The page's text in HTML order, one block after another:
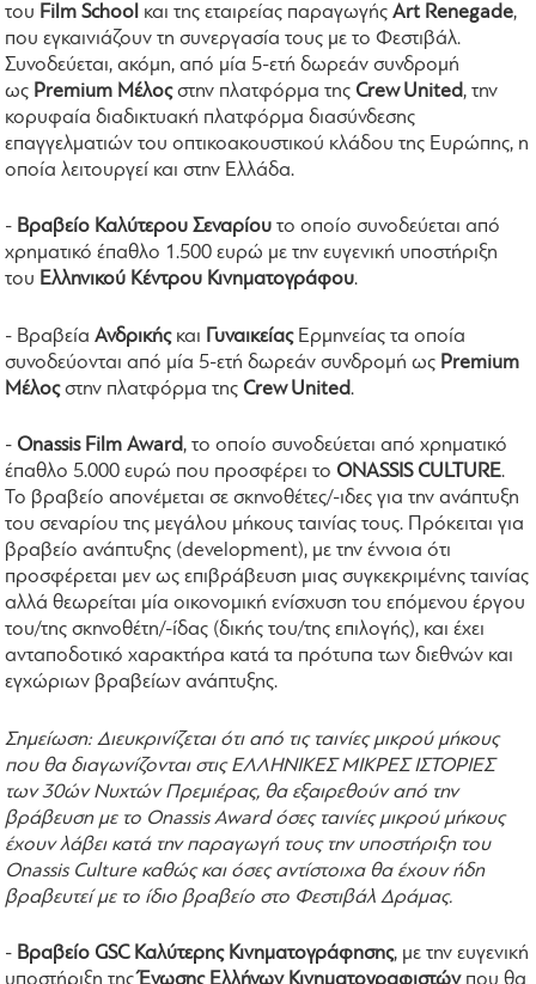
του Film School και της εταιρείας παραγωγήςArt Renegade,
που εγκαινιάζουν τη συνεργασία τους με το Φεστιβάλ.
Συνοδεύεται, ακόμη, από μία 5-ετή δωρεάν συνδρομή
ως Premium Μέλοςστην πλατφόρμα της Crew United, την
κορυφαία διαδικτυακή πλατφόρμα διασύνδεσης
επαγγελματιών του οπτικοακουστικού κλάδου της Ευρώπης, η
οποία λειτουργεί και στην Ελλάδα.
- Βραβείο Καλύτερου Σεναρίου το οποίο συνοδεύεται από
χρηματικό έπαθλο 1.500 ευρώ με την ευγενική υποστήριξη
του Ελληνικού Κέντρου Κινηματογράφου.
- ΒραβείαΑνδρικής και Γυναικείας Ερμηνείας τα οποία
συνοδεύονται από μία 5-ετή δωρεάν συνδρομή ως Premium
Μέλοςστην πλατφόρμα της Crew United.
- Onassis Film Award, το οποίο συνοδεύεται από χρηματικό
έπαθλο 5.000 ευρώ που προσφέρει το ONASSIS CULTURE.
Το βραβείο απονέμεται σε σκηνοθέτες/-ιδες για την ανάπτυξη
του σεναρίου της μεγάλου μήκους ταινίας τους. Πρόκειται για
βραβείο ανάπτυξης (development), με την έννοια ότι
προσφέρεται μεν ως επιβράβευση μιας συγκεκριμένης ταινίας
αλλά θεωρείται μία οικονομική ενίσχυση του επόμενου έργου
του/της σκηνοθέτη/-ίδας (δικής του/της επιλογής), και έχει
ανταποδοτικό χαρακτήρα κατά τα πρότυπα των διεθνών και
εγχώριων βραβείων ανάπτυξης.
Σημείωση: Διευκρινίζεται ότι από τις ταινίες μικρού μήκους
που θα διαγωνίζονται στις ΕΛΛΗΝΙΚΕΣ ΜΙΚΡΕΣ ΙΣΤΟΡΙΕΣ
των 30ών Νυχτών Πρεμιέρας, θα εξαιρεθούν από την
βράβευση με το Onassis Award όσες ταινίες μικρού μήκους
έχουν λάβει κατά την παραγωγή τους την υποστήριξη του
Onassis Culture καθώς και όσες αντίστοιχα θα έχουν ήδη
βραβευτεί με το ίδιο βραβείο στο Φεστιβάλ Δράμας.
- Βραβείο GSC Καλύτερης Κινηματογράφησης, με την ευγενική